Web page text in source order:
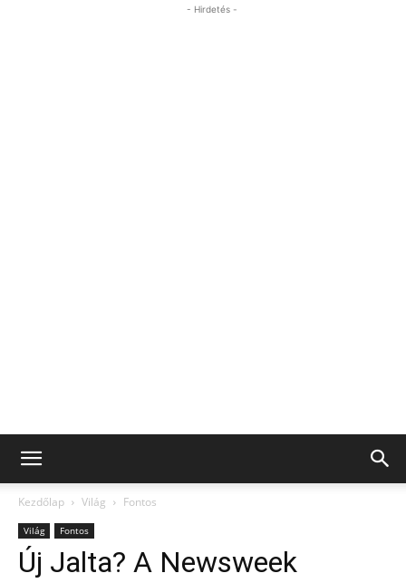
- Hirdetés -
Kezdőlap Világ Fontos
Világ Fontos
Új Jalta? A Newsweek